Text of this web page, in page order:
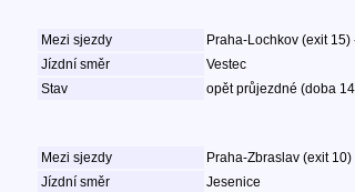
Mezi sjezdy
Praha-Lochkov (exit
Jízdní směr
Vestec
Stav opět průjezdné (doba
Mezi sjezdy
Praha-Zbraslav (exit
Jízdní směr
Jesenice